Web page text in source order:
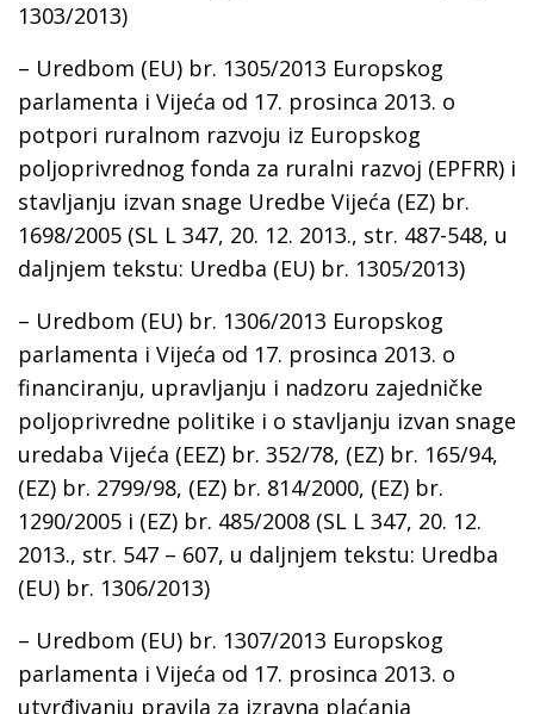
1303/2013)
– Uredbom (EU) br. 1305/2013 Europskog
parlamenta i Vijeća od 17. prosinca 2013. o
potpori ruralnom razvoju iz Europskog
poljoprivrednog fonda za ruralni razvoj (EPFRR) i
stavljanju izvan snage Uredbe Vijeća (EZ) br.
1698/2005 (SL L 347, 20. 12. 2013., str. 487-548, u
daljnjem tekstu: Uredba (EU) br. 1305/2013)
– Uredbom (EU) br. 1306/2013 Europskog
parlamenta i Vijeća od 17. prosinca 2013. o
financiranju, upravljanju i nadzoru zajedničke
poljoprivredne politike i o stavljanju izvan snage
uredaba Vijeća (EEZ) br. 352/78, (EZ) br. 165/94,
(EZ) br. 2799/98, (EZ) br. 814/2000, (EZ) br.
1290/2005 i (EZ) br. 485/2008 (SL L 347, 20. 12.
2013., str. 547 – 607, u daljnjem tekstu: Uredba
(EU) br. 1306/2013)
– Uredbom (EU) br. 1307/2013 Europskog
parlamenta i Vijeća od 17. prosinca 2013. o
utvrđivanju pravila za izravna plaćanja